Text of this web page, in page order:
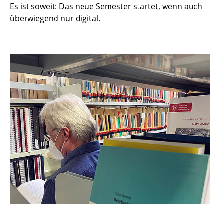
Es ist soweit: Das neue Semester startet, wenn auch
überwiegend nur digital.